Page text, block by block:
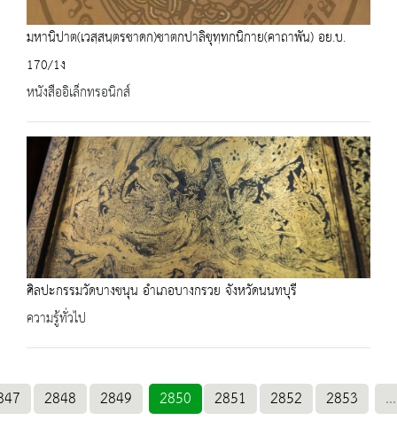
มหานิปาต(เวสฺสนฺตรชาดก)ชาตกปาลิขุทฺทกนิกาย(คาถาพัน) อย.บ.
170/1ง
หนังสืออิเล็กทรอนิกส์
ศิลปะกรรมวัดบางขนุน อำเภอบางกรวย จังหวัดนนทบุรี
ความรู้ทั่วไป
2848 2849 2850 2851 2852 2853 ...